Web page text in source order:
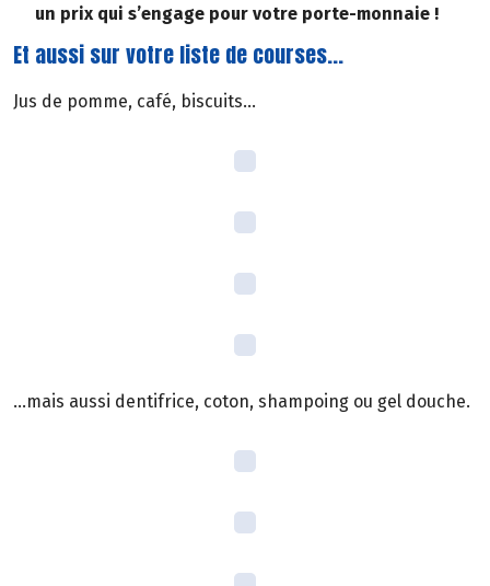
un prix qui s’engage pour votre porte-monnaie !
Et aussi sur votre liste de courses...
Jus de pomme, café, biscuits...
...mais aussi dentifrice, coton, shampoing ou gel douche.